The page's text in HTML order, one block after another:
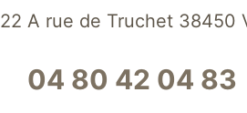
22 A rue de Truchet 38450
04 80 42 04 83